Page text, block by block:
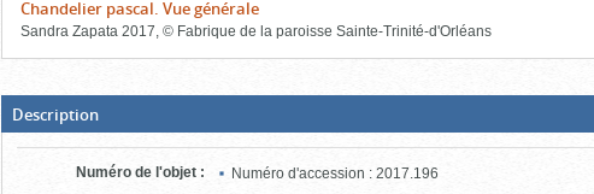
Chandelier pascal. Vue générale
Sandra Zapata 2017 © Fabrique de la paroisse Sainte-Trinité-d'Orléans
bloc
d'onglets
Description(Boite
ouverte,
cliquer
pour
fermer)
Numéro de l'objet : Numéro d'accession : 2017.196